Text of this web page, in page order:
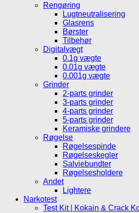
Rengøring
Lugtneutralisering
Glasrens
Børster
Tilbehør
Digitalvægt
0.1g vægte
0.01g vægte
0.001g vægte
Grinder
2-parts grinder
3-parts grinder
4-parts grinder
5-parts grinder
Keramiske grindere
Røgelse
Røgelsespinde
Røgelseskegler
Salviebundter
Røgelsesholdere
Andet
Lightere
Narkotest
Test Kit | Kokain & Crack